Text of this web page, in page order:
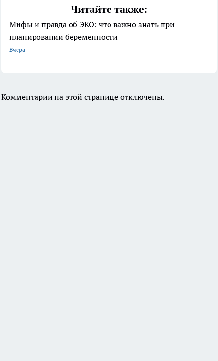
Читайте также:
Мифы и правда об ЭКО: что важно знать при
планировании беременности
Вчера
Комментарии на этой странице отключены.